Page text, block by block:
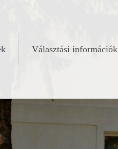
Választási információk